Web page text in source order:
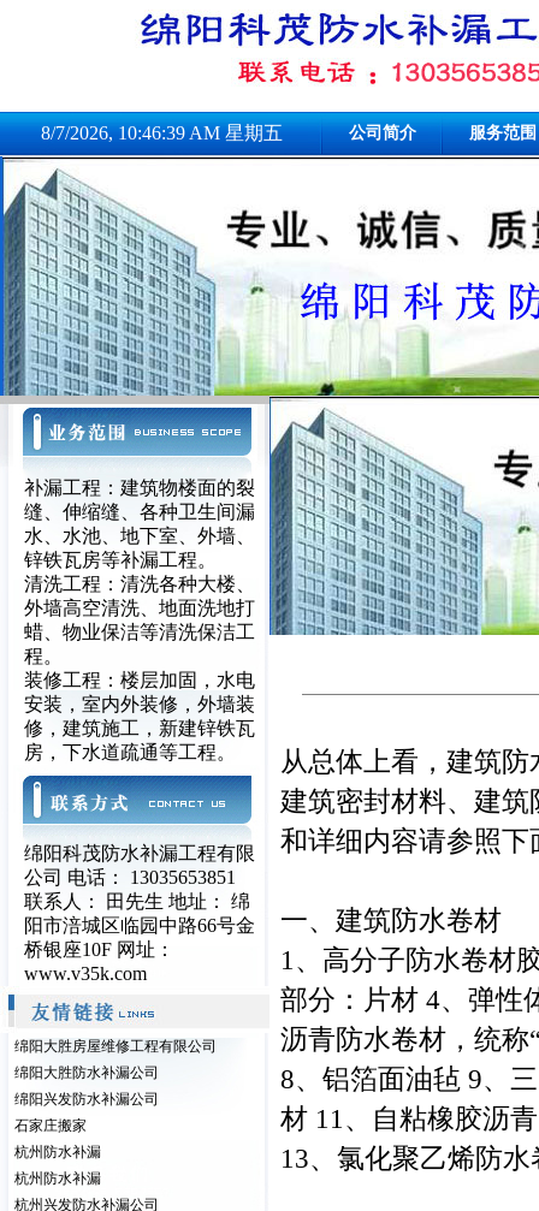
8/7/2026, 10:46:39 AM 星期五 公司简介 服务范围
补漏工程：建筑物楼面的裂
缝、伸缩缝、各种卫生间漏
水、水池、地下室、外墙、
锌铁瓦房等补漏工程。
清洗工程：清洗各种大楼、
外墙高空清洗、地面洗地打
蜡、物业保洁等清洗保洁工
程。
装修工程：楼层加固，水电
安装，室内外装修，外墙装
修，建筑施工，新建锌铁瓦
房，下水道疏通等工程。
绵阳科茂防水补漏工程有限
公司 电话： 13035653851
联系人： 田先生 地址： 绵
阳市涪城区临园中路66号金
桥银座10F 网址：
www.v35k.com
绵阳大胜房屋维修工程有限公司
绵阳大胜防水补漏公司
绵阳兴发防水补漏公司
石家庄搬家
杭州防水补漏
杭州防水补漏
杭州兴发防水补漏公司
从总体上看，建筑
建筑密封材料、建
和详细内容请参照下
一、建筑防水卷材
1、高分子防水卷材
部分：片材 4、弹性
沥青防水卷材，统称
8、铝箔面油毡 9、
材 11、自粘橡胶沥
13、氯化聚乙烯防水